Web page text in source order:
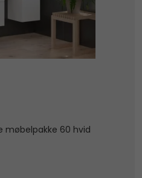
møbelpakke 60 hvid